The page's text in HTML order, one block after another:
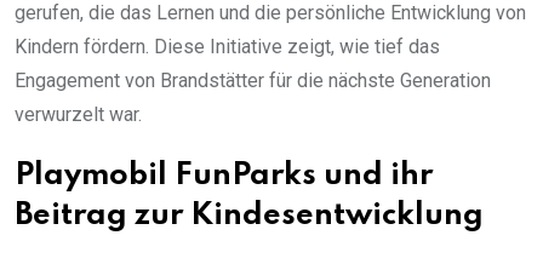
gerufen, die das Lernen und die persönliche Entwicklung von
Kindern fördern. Diese Initiative zeigt, wie tief das
Engagement von Brandstätter für die nächste Generation
verwurzelt war.
Playmobil FunParks und ihr
Beitrag zur Kindesentwicklung